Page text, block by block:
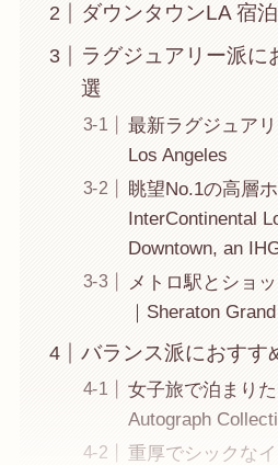
ダウンタウンLA 宿
ラグジュアリー派に
選
最新ラグジュア
Los Angeles
眺望No.1の高層ホ
InterContinental
Downtown, an
メトロ駅とショ
｜Sheraton
バランス派におすす
女子旅で泊まり
Autograph
重厚でシックな